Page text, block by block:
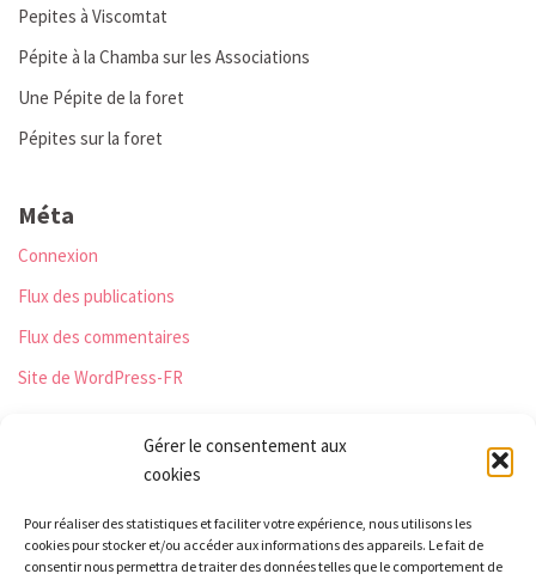
Gérer le consentement aux
cookies
Pour réaliser des statistiques et faciliter votre expérience, nous utilisons les
cookies pour stocker et/ou accéder aux informations des appareils. Le fait de
consentir nous permettra de traiter des données telles que le comportement de
Pepites à Viscomtat
Pépite à la Chamba sur les Associations
Une Pépite de la foret
Pépites sur la foret
Méta
Connexion
Flux des publications
Flux des commentaires
Site de WordPress-FR
Le Relais
21 rue Peurière